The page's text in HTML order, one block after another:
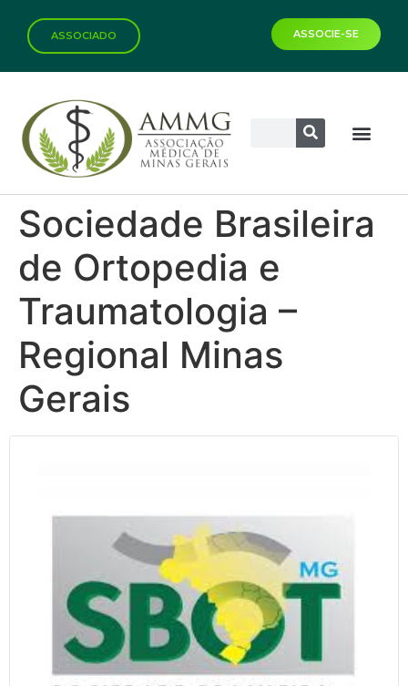
ASSOCIADO ASSOCIE-SE
Sociedade Brasileira
de Ortopedia e
Traumatologia –
Regional Minas
Gerais